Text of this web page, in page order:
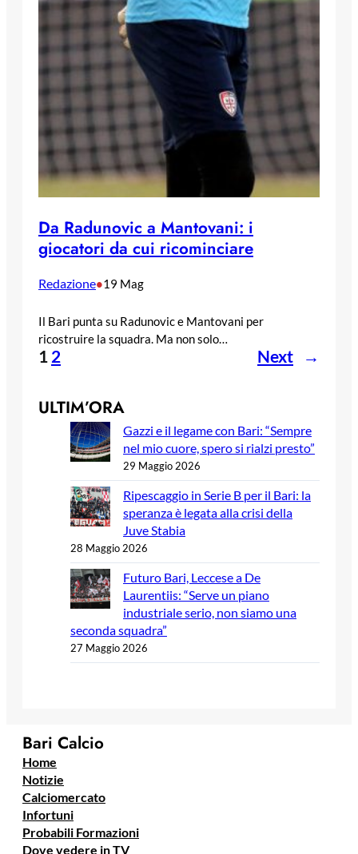
Da Radunovic a Mantovani: i
giocatori da cui ricominciare
Redazione•19 Mag
Il Bari punta su Radunovic e Mantovani per
ricostruire la squadra. Ma non solo…
1 2 Next →
ULTIM’ORA
Gazzi e il legame con Bari: “Sempre
nel mio cuore, spero si rialzi presto”
29 Maggio 2026
Ripescaggio in Serie B per il Bari: la
speranza è legata alla crisi della
Juve Stabia
28 Maggio 2026
Futuro Bari, Leccese a De
Laurentiis: “Serve un piano
industriale serio, non siamo una
seconda squadra”
27 Maggio 2026
Bari Calcio
Home
Notizie
Calciomercato
Infortuni
Probabili Formazioni
Dove vedere in TV